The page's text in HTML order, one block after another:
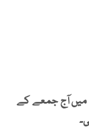
میں آج جمعے کے